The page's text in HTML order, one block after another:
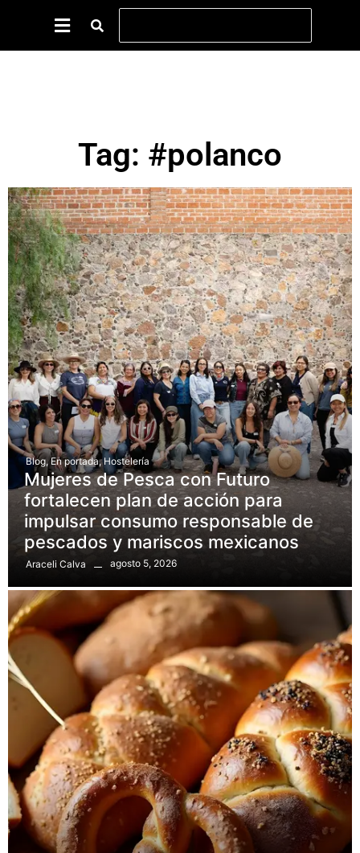
Tag: #polanco
Blog, En portada, Hostelería
Mujeres de Pesca con Futuro
fortalecen plan de acción para
impulsar consumo responsable de
pescados y mariscos mexicanos
Araceli Calva agosto 5, 2026